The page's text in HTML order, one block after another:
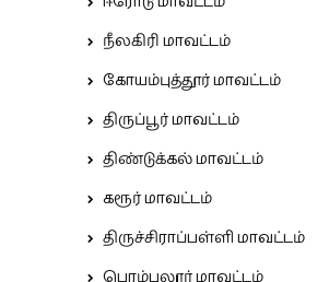
நீலகிரி மாவட்டம்
கோயம்புத்தூர் மாவட்டம்
திருப்பூர் மாவட்டம்
திண்டுக்கல் மாவட்டம்
கரூர் மாவட்டம்
திருச்சிராப்பள்ளி மாவட்டம்